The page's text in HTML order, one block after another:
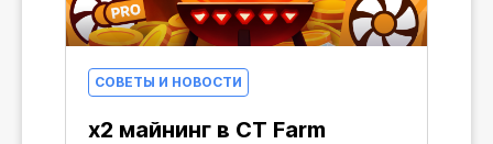
СОВЕТЫ И НОВОСТИ
x2 майнинг в CT Farm